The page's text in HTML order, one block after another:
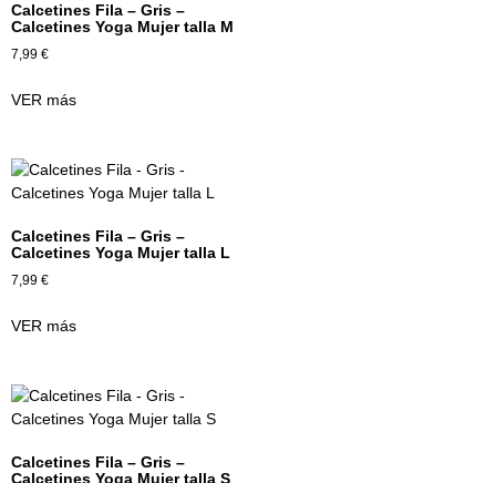
Calcetines Fila – Gris –
Calcetines Yoga Mujer talla M
7,99 €
VER más
Calcetines Fila – Gris –
Calcetines Yoga Mujer talla L
7,99 €
VER más
Calcetines Fila – Gris –
Calcetines Yoga Mujer talla S